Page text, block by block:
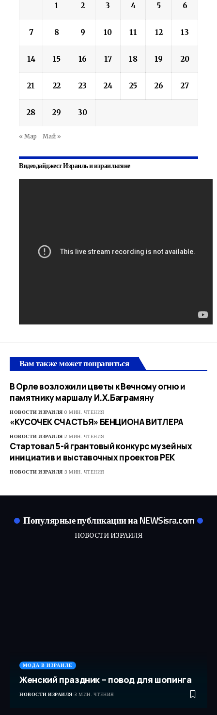
1 2 3 4 5 6
7 8 9 10 11 12 13
14 15 16 17 18 19 20
21 22 23 24 25 26 27
28 29 30
« Мар Май »
Видеодайджест Израиль и израильтяне
Вам также может понравиться
В Орле возложили цветы к Вечному огню и
памятнику маршалу И.Х.Баграмяну
НОВОСТИ ИЗРАИЛЯ 0 МИН. ЧТЕНИЯ
«КУСОЧЕК СЧАСТЬЯ» БЕНЦИОНА ВИТЛЕРА
НОВОСТИ ИЗРАИЛЯ 2 МИН. ЧТЕНИЯ
Стартовал 5-й грантовый конкурс музейных
инициатив и выставочных проектов РЕК
НОВОСТИ ИЗРАИЛЯ 3 МИН. ЧТЕНИЯ
Популярные публикации на NEWSisra.com
НОВОСТИ ИЗРАИЛЯ
МОДА В ИЗРАИЛЕ
Женский праздник – повод для шопинга
НОВОСТИ ИЗРАИЛЯ 3 МИН. ЧТЕНИЯ